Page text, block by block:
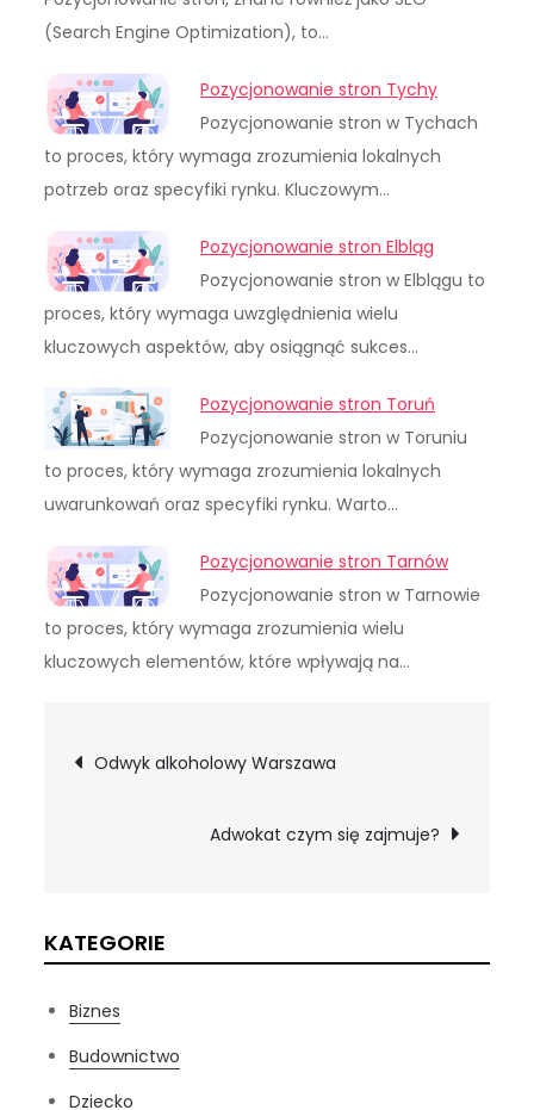
(Search Engine Optimization), to…
Pozycjonowanie stron Tychy
Pozycjonowanie stron w Tychach
to proces, który wymaga zrozumienia lokalnych
potrzeb oraz specyfiki rynku. Kluczowym…
Pozycjonowanie stron Elbląg
Pozycjonowanie stron w Elblągu to
proces, który wymaga uwzględnienia wielu
kluczowych aspektów, aby osiągnąć sukces…
Pozycjonowanie stron Toruń
Pozycjonowanie stron w Toruniu
to proces, który wymaga zrozumienia lokalnych
uwarunkowań oraz specyfiki rynku. Warto…
Pozycjonowanie stron Tarnów
Pozycjonowanie stron w Tarnowie
to proces, który wymaga zrozumienia wielu
kluczowych elementów, które wpływają na…
Nawigacja
wpisu
Odwyk alkoholowy Warszawa
Adwokat czym się zajmuje?
KATEGORIE
Biznes
Budownictwo
Dziecko